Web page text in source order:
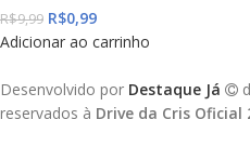
R$9,99 R$0,99
Adicionar ao carrinho
Desenvolvido por Destaque Já
reservados à Drive da Cris Oficial